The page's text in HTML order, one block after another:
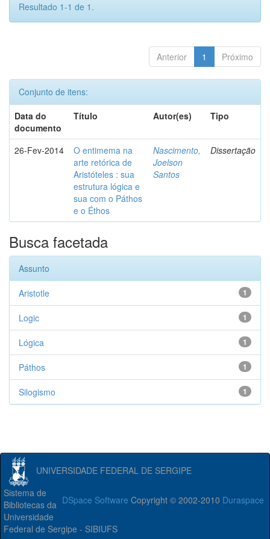
Resultado 1-1 de 1.
Anterior 1 Próximo
Conjunto de itens:
Data do
documento
Título Autor(es) Tipo
26-Fev-2014
O entimema na
arte retórica de
Aristóteles : sua
estrutura lógica e
sua com o Páthos
e o Éthos
Nascimento,
Joelson
Santos
Dissertação
Busca facetada
Assunto
1
Aristotle
1
Logic
1
Lógica
1
Páthos
1
Silogismo
UNIVERSIDADE FEDERAL DE SERGIPE
DSpace Software Copyright © 2002-2010 Duraspace
Sistema de
Bibliotecas da
Universidade
Federal de Sergipe - SIBIUFS